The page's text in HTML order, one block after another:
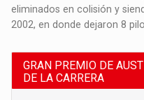
eliminados en colisión y
2002, en donde dejaron 8
GRAN PREMIO DE
DE LA CARRERA